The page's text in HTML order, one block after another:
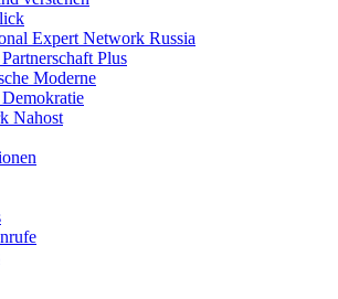
Expert Network Russia
Plus
Moderne
Nahost